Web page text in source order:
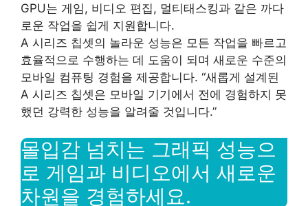
GPU는 게임, 비디오 편집, 멀티태스킹과 같은 까다
로운 작업을 쉽게 지원합니다.
A 시리즈 칩셋의 놀라운 성능은 모든 작업을 빠르고
효율적으로 수행하는 데 도움이 되며 새로운 수준의
모바일 컴퓨팅 경험을 제공합니다. “새롭게 설계된
A 시리즈 칩셋은 모바일 기기에서 전에 경험하지 못
했던 강력한 성능을 알려줄 것입니다.”
몰입감 넘치는 그래픽 성능으
로 게임과 비디오에서 새로운
차원을 경험하세요.